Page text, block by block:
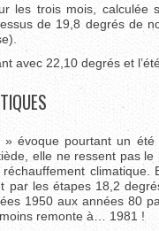
les trois mois, calculée
de 19,8 degrés de
avec 22,10 degrés et
» évoque pourtant un
elle ne ressent pas le
par les étapes 18,2
1950 aux années 80
remonte à… 1981 !